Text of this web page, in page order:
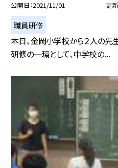
公開日 2021/11/01 更
職員研修
本日、金岡小学校から２人の先
研修の一環として、中学校の...